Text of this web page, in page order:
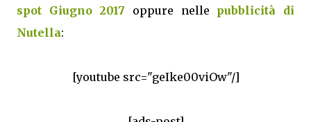
spot Giugno 2017 oppure nelle pubblicità di
Nutella:
[youtube src="geIke00viOw"/]